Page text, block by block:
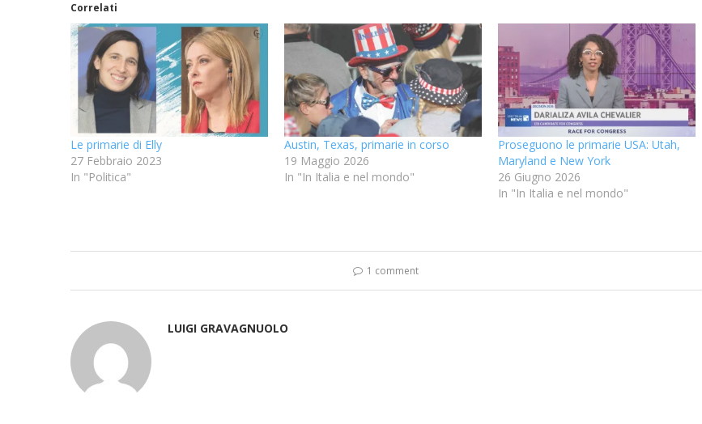
Correlati
Le primarie di Elly
27 Febbraio 2023
In "Politica"
Austin, Texas, primarie in corso
19 Maggio 2026
In "In Italia e nel mondo"
Proseguono le primarie USA: Utah,
Maryland e New York
26 Giugno 2026
In "In Italia e nel mondo"
1 comment
LUIGI GRAVAGNUOLO